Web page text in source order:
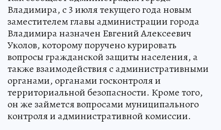
Владимира, с 3 июля текущего года новым
заместителем главы администрации города
Владимира назначен Евгений Алексеевич
Уколов, которому поручено курировать
вопросы гражданской защиты населения, а
также взаимодействия с административными
органами, органами госконтроля и
территориальной безопасности. Кроме того,
он же займется вопросами муниципального
контроля и административной комиссии.